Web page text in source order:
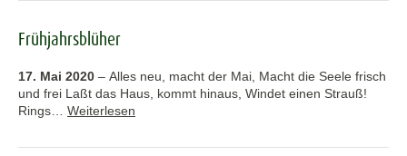
Frühjahrsblüher
17. Mai 2020 – Alles neu, macht der Mai, Macht die Seele frisch
und frei Laßt das Haus, kommt hinaus, Windet einen Strauß!
Rings… Weiterlesen